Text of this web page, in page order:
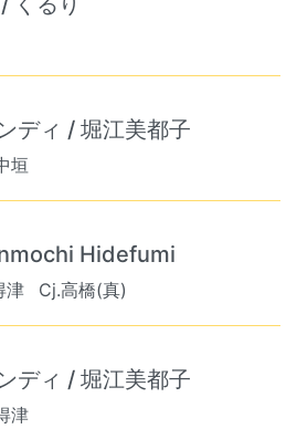
ディ / 堀江美都子
垣
Hidefumi
津 Cj.高橋(真)
ディ / 堀江美都子
津